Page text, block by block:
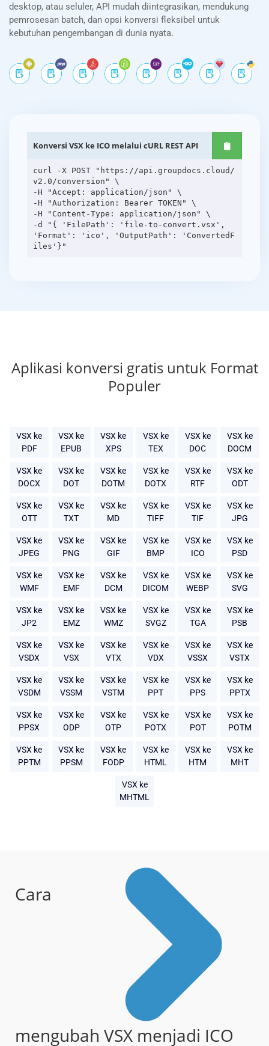
desktop, atau seluler, API mudah diintegrasikan, mendukung
pemrosesan batch, dan opsi konversi fleksibel untuk
kebutuhan pengembangan di dunia nyata.
Konversi VSX ke ICO melalui cURL REST API
curl -X POST "https://api.groupdocs.cloud/
v2.0/conversion" \
-H "Accept: application/json" \
-H "Authorization: Bearer TOKEN" \
-H "Content-Type: application/json" \
-d "{ 'FilePath': 'file-to-convert.vsx',
'Format': 'ico', 'OutputPath': 'ConvertedF
Aplikasi konversi gratis untuk Format
Populer
VSX ke
PDF
VSX ke
EPUB
VSX ke
XPS
VSX ke
TEX
VSX ke
DOC
VSX ke
DOCM
VSX ke
DOCX
VSX ke
DOT
VSX ke
DOTM
VSX ke
DOTX
VSX ke
RTF
VSX ke
ODT
VSX ke
OTT
VSX ke
TXT
VSX ke
MD
VSX ke
TIFF
VSX ke
TIF
VSX ke
JPG
VSX ke
JPEG
VSX ke
PNG
VSX ke
GIF
VSX ke
BMP
VSX ke
ICO
VSX ke
PSD
VSX ke
WMF
VSX ke
EMF
VSX ke
DCM
VSX ke
DICOM
VSX ke
WEBP
VSX ke
SVG
VSX ke
JP2
VSX ke
EMZ
VSX ke
WMZ
VSX ke
SVGZ
VSX ke
TGA
VSX ke
PSB
VSX ke
VSDX
VSX ke
VSX
VSX ke
VTX
VSX ke
VDX
VSX ke
VSSX
VSX ke
VSTX
VSX ke
VSDM
VSX ke
VSSM
VSX ke
VSTM
VSX ke
PPT
VSX ke
PPS
VSX ke
PPTX
VSX ke
PPSX
VSX ke
ODP
VSX ke
OTP
VSX ke
POTX
VSX ke
POT
VSX ke
POTM
VSX ke
PPTM
VSX ke
PPSM
VSX ke
FODP
VSX ke
HTML
VSX ke
HTM
VSX ke
MHT
VSX ke
MHTML
Cara
mengubah VSX menjadi ICO